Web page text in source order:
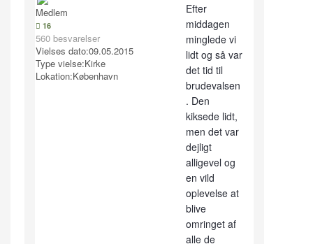
Medlem
16
560 besvarelser
Vielses dato:09.05.2015
Type vielse:Kirke
Lokation:København
Efter
middagen
minglede vi
lidt og så var
det tid til
brudevalsen
. Den
kiksede lidt,
men det var
dejligt
alligevel og
en vild
oplevelse at
blive
omringet af
alle de